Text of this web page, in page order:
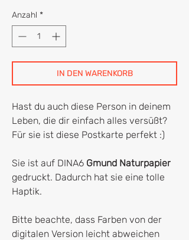
Anzahl *
IN DEN WARENKORB
Hast du auch diese Person in deinem
Leben, die dir einfach alles versüßt?
Für sie ist diese Postkarte perfekt :)
Sie ist auf DINA6 Gmund Naturpapier
gedruckt. Dadurch hat sie eine tolle
Haptik.
Bitte beachte, dass Farben von der
digitalen Version leicht abweichen